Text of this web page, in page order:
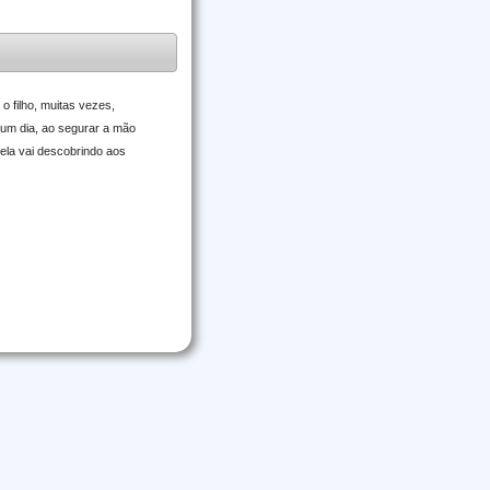
filho, muitas vezes,
dia, ao segurar a mão
vai descobrindo aos